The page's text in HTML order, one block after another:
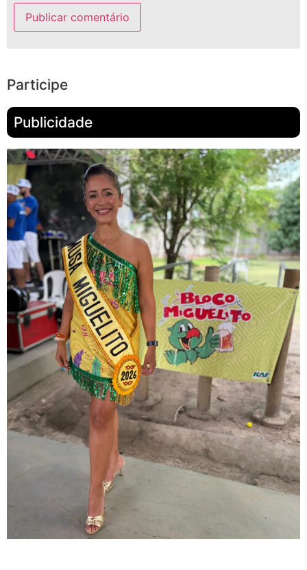
Participe
Publicidade